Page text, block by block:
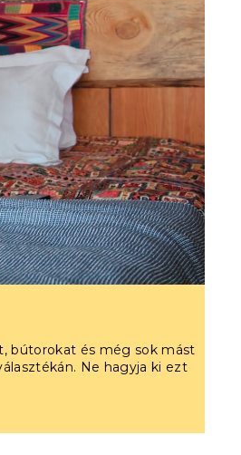
bútorokat és még sok mást
Ne hagyja ki ezt